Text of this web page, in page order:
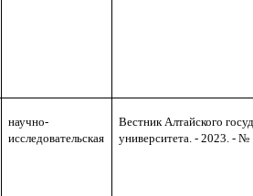
научно-
исследовательская
Вестник Алтайского
университета. - 2023. -